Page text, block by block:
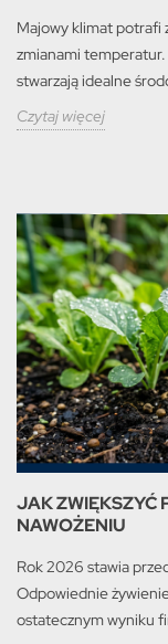
Majowy klimat potrafi
zmianami temperatur.
stwarzają idealne
Czytaj więcej
JAK ZWIĘKSZYĆ
NAWOŻENIU
Rok 2026 stawia
Odpowiednie
ostatecznym wyniku